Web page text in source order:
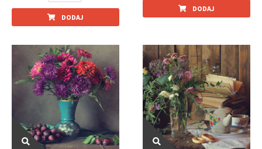
DODAJ
DODAJ